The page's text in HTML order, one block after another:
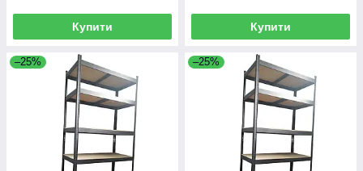
Купити Купити
–25% –25%